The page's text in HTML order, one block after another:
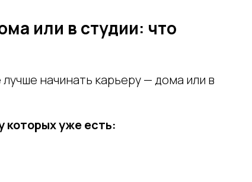
или в студии: что
начинать карьеру — дома или в
которых уже есть: